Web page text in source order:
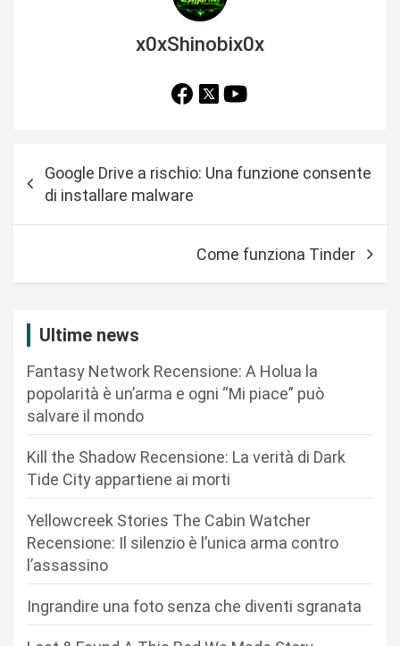
x0xShinobix0x
Google Drive a rischio: Una funzione consente
di installare malware
Come funziona Tinder
Ultime news
Fantasy Network Recensione: A Holua la
popolarità è un’arma e ogni “Mi piace” può
salvare il mondo
Kill the Shadow Recensione: La verità di Dark
Tide City appartiene ai morti
Yellowcreek Stories The Cabin Watcher
Recensione: Il silenzio è l’unica arma contro
l’assassino
Ingrandire una foto senza che diventi sgranata